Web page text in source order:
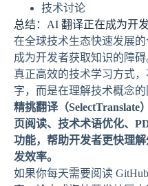
技术讨论
总结：AI 翻译正在成为开
在全球技术生态快速发展
成为开发者获取知识的障碍
真正高效的技术学习方式
字，而是在理解技术概念的
精挑翻译（SelectTranslate
页阅读、技术术语优化、
功能，帮助开发者更快理
发效率。
如果你每天需要阅读